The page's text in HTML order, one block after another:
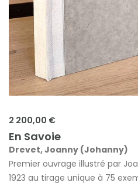
2 200,00 €
En Savoie
Drevet, Joanny (Johanny)
Premier ouvrage illustré par
1923 au tirage unique à 75